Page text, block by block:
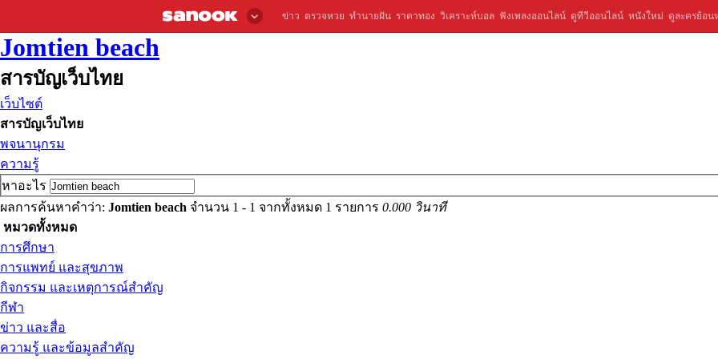
ข่าว ตรวจหวย ทำนายฝัน ราคาทอง วิเคราะห์บอล ฟังเพลงออนไลน์ ดูทีวีออนไลน์ หนังใหม่ ดูละครย้อน
Jomtien beach
สารบัญเว็บไทย
เว็บไซต์
สารบัญเว็บไทย
พจนานุกรม
ความรู้
หาอะไร
ผลการค้นหาคำว่า: Jomtien beach จำนวน 1 - 1 จากทั้งหมด 1 รายการ 0.000 วินาที
หมวดทั้งหมด
การศึกษา
การแพทย์ และสุขภาพ
กิจกรรม และเหตุการณ์สำคัญ
กีฬา
ข่าว และสื่อ
ความรู้ และข้อมูลสำคัญ